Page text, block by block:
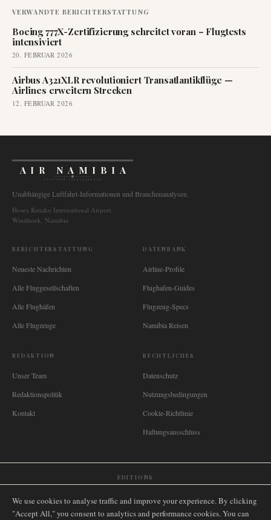
VERWANDTE BERICHTERSTATTUNG
Boeing 777X-Zertifizierung schreitet voran – Flugtests
intensiviert
20. FEBRUAR 2026
Airbus A321XLR revolutioniert Transatlantikflüge —
Airlines erweitern Strecken
12. FEBRUAR 2026
AIR NAMIBIA
AVIATION INTELLIGENCE
Unabhängige Luftfahrt-Informationen und Branchenanalysen.
Hosea Kutako International Airport
Windhoek, Namibia
BERICHTERSTATTUNG
Neueste Nachrichten
Alle Fluggesellschaften
Alle Flughäfen
Alle Flugzeuge
DATENBANK
Airline-Profile
Flughafen-Guides
Flugzeug-Specs
Namibia Reisen
REDAKTION
Unser Team
Redaktionspolitik
Kontakt
RECHTLICHES
Datenschutz
Nutzungsbedingungen
Cookie-Richtlinie
Haftungsausschluss
EDITIONS
🇿🇦 South Africa Singapore🇩🇪 Deutschland Nederland 🇫🇷 France
We use cookies to analyse traffic and improve your experience. By clicking
"Accept All," you consent to analytics and performance cookies. You can